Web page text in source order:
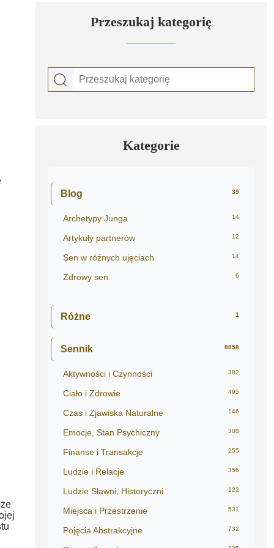
Przeszukaj kategorię
Kategorie
Blog 39
Archetypy Junga 14
Artykuły partnerów 12
Sen w różnych ujęciach 14
Zdrowy sen 6
Różne 1
Sennik 8858
Aktywności i Czynności 382
Ciało i Zdrowie 495
Czas i Zjawiska Naturalne 146
Emocje, Stan Psychiczny 308
Finanse i Transakcje 255
Ludzie i Relacje 356
Ludzie Sławni, Historyczni 122
Miejsca i Przestrzenie 531
Pojęcia Abstrakcyjne 732